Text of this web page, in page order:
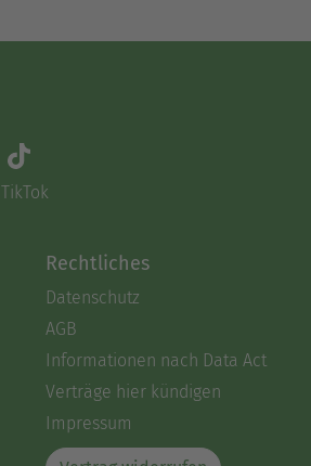
TikTok
Rechtliches
Datenschutz
AGB
Informationen nach Data Act
Verträge hier kündigen
Impressum